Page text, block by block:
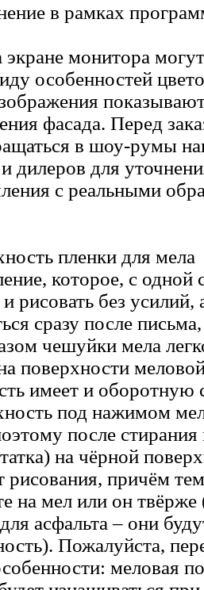
в рамках
монитора
особенностей
фасада. Перед
в шоу-румы
дилеров для
с реальными
пленки для мела
которое, с одной
рисовать без усилий,
сразу после
чешуйки мела
поверхности
имеет и оборотную
под нажимом
после
на чёрной
рисования, причём
на мел или он твёрже
асфальта – они
Пожалуйста,
меловая